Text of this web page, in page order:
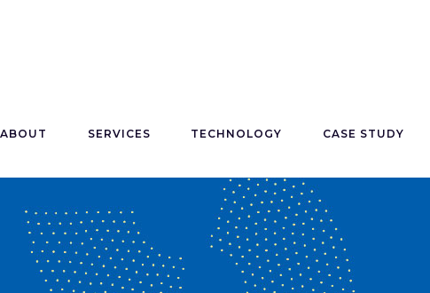
ABOUT SERVICES TECHNOLOGY CASE STUDY